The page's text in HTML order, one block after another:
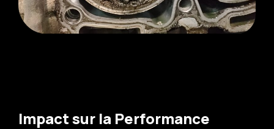
Impact sur la Performance